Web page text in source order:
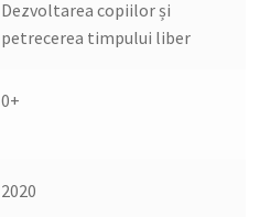
Dezvoltarea copiilor și
petrecerea timpului liber
0+
2020